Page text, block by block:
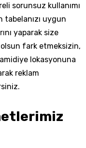
sorunsuz kullanımı
uygun
yaparak size
olsun fark etmeksizin,
lokasyonuna
reklam